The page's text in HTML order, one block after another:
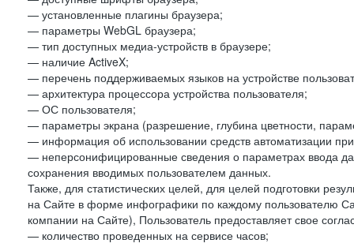
— установленные плагины браузера;
— параметры WebGL браузера;
— тип доступных медиа-устройств в браузере;
— наличие ActiveX;
— перечень поддерживаемых языков на устройстве
— архитектура процессора устройства пользователя;
— ОС пользователя;
— параметры экрана (разрешение, глубина цветности,
— информация об использовании средств автоматизации
— неперсонифицированные сведения о параметрах ввода
сохранения вводимых пользователем данных.
Также, для статистических целей, для целей подготовки
на Сайте в форме инфографики по каждому пользователю
компании на Сайте), Пользователь предоставляет свое
— количество проведенных на сервисе часов;